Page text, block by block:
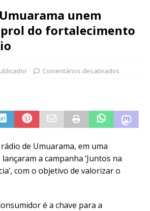
unem
do fortalecimento
Comentários desativados
de Umuarama, em uma
a campanha ‘Juntos na
com o objetivo de valorizar o
é a chave para a